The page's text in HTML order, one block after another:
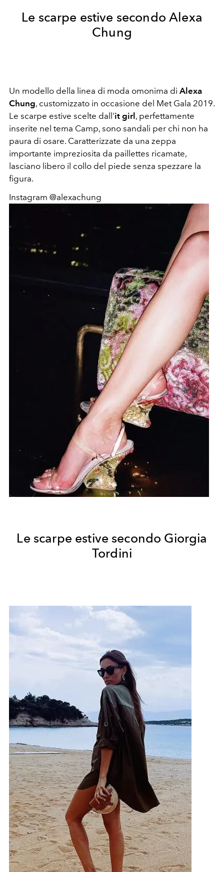
Le scarpe estive secondo Alexa
Chung
Un modello della linea di moda omonima di Alexa
Chung, customizzato in occasione del Met Gala 2019.
Le scarpe estive scelte dall'it girl, perfettamente
inserite nel tema Camp, sono sandali per chi non ha
paura di osare. Caratterizzate da una zeppa
importante impreziosita da paillettes ricamate,
lasciano libero il collo del piede senza spezzare la
figura.
Instagram @alexachung
Le scarpe estive secondo Giorgia
Tordini